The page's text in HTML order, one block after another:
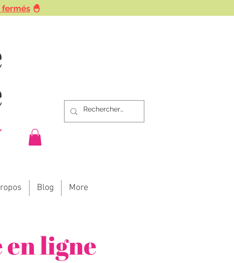
🐣
Blog More
ligne